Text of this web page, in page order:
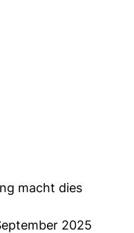
macht dies
2025